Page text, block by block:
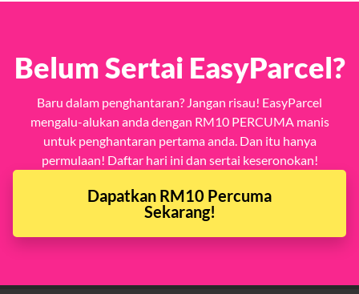
Belum Sertai EasyParcel?
Baru dalam penghantaran? Jangan risau! EasyParcel
mengalu-alukan anda dengan RM10 PERCUMA manis
untuk penghantaran pertama anda. Dan itu hanya
permulaan! Daftar hari ini dan sertai keseronokan!
Dapatkan RM10 Percuma
Sekarang!